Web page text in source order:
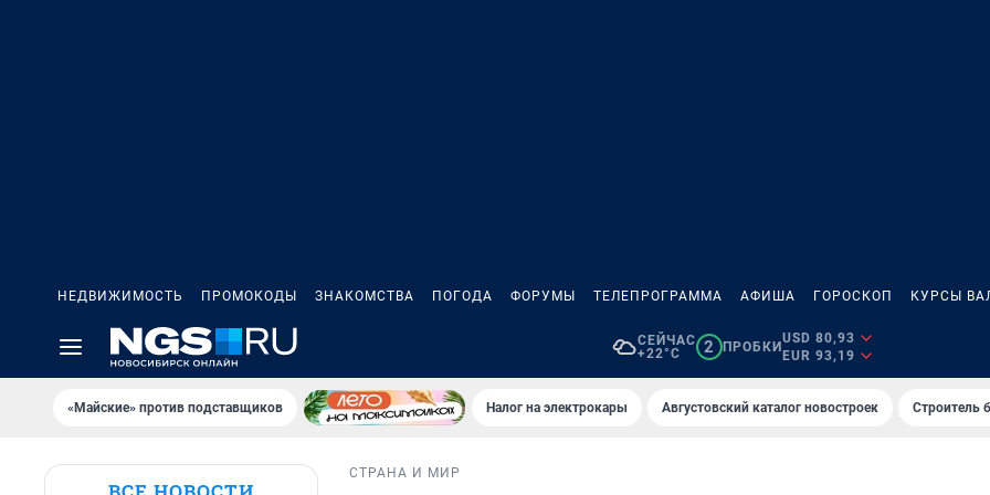
НЕДВИЖИМОСТЬ ПРОМОКОДЫ ЗНАКОМСТВА ПОГОДА ФОРУМЫ ТЕЛЕПРОГРАММА АФИША ГОРОСКОП КУРСЫ
СЕЙЧАС
+22°C
2 ПРОБКИ
USD 80,93
EUR 93,19
«Майские» против подставщиков Налог на электрокары Августовский каталог новостроек Строитель
СТРАНА И МИР